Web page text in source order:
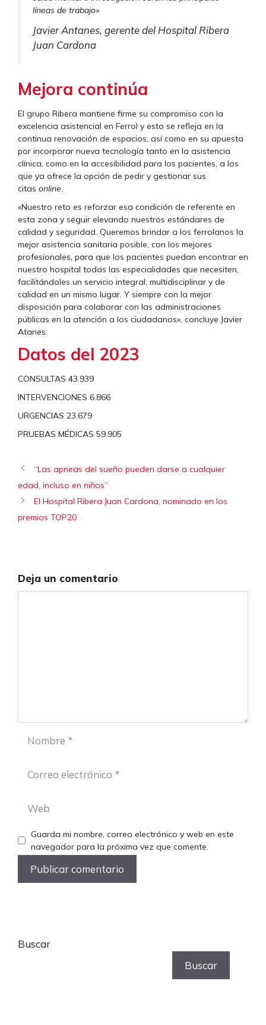
líneas de trabajo»
Javier Antanes, gerente del Hospital Ribera
Juan Cardona
Mejora continúa
El grupo Ribera mantiene firme su compromiso con la
excelencia asistencial en Ferrol y esto se refleja en la
continua renovación de espacios, así como en su apuesta
por incorporar nueva tecnología tanto en la asistencia
clínica, como en la accesibilidad para los pacientes, a los
que ya ofrece la opción de pedir y gestionar sus
citas online.
«Nuestro reto es reforzar esa condición de referente en
esta zona y seguir elevando nuestros estándares de
calidad y seguridad. Queremos brindar a los ferrolanos la
mejor asistencia sanitaria posible, con los mejores
profesionales, para que los pacientes puedan encontrar en
nuestro hospital todas las especialidades que necesiten,
facilitándoles un servicio integral, multidisciplinar y de
calidad en un mismo lugar. Y siempre con la mejor
disposición para colaborar con las administraciones
públicas en la atención a los ciudadanos», concluye Javier
Atanes.
Datos del 2023
CONSULTAS 43.939
INTERVENCIONES 6.866
URGENCIAS 23.679
PRUEBAS MÉDICAS 59.905
“Las apneas del sueño pueden darse a cualquier
edad, incluso en niños”
El Hospital Ribera Juan Cardona, nominado en los
premios TOP20
Deja un comentario
electrónico
Guarda mi nombre, correo electrónico y web en este
navegador para la próxima vez que comente.
Buscar
Buscar